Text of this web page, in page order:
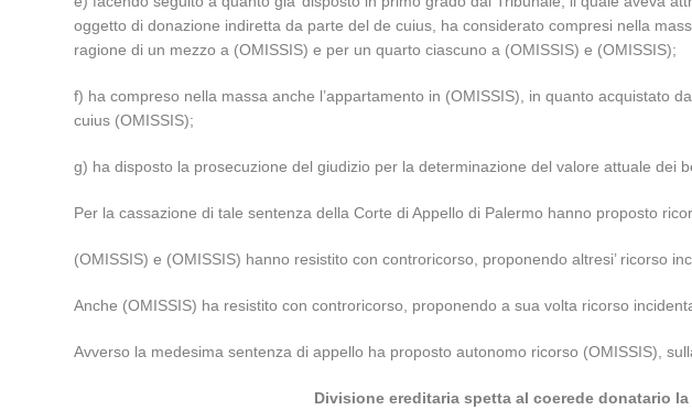
oggetto di donazione indiretta da parte del de cuius, ha considerato compresi nella
ragione di un mezzo a (OMISSIS) e per un quarto ciascuno a (OMISSIS) e (OMISSIS);
f) ha compreso nella massa anche l’appartamento in (OMISSIS), in quanto acquistato
cuius (OMISSIS);
g) ha disposto la prosecuzione del giudizio per la determinazione del valore attuale dei
Per la cassazione di tale sentenza della Corte di Appello di Palermo hanno proposto
(OMISSIS) e (OMISSIS) hanno resistito con controricorso, proponendo altresi’ ricorso
Anche (OMISSIS) ha resistito con controricorso, proponendo a sua volta ricorso
Avverso la medesima sentenza di appello ha proposto autonomo ricorso (OMISSIS),
Divisione ereditaria spetta al coerede donatario